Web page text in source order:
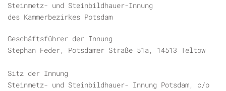
Steinmetz- und Steinbildhauer-Innung
des Kammerbezirkes Potsdam
Geschäftsführer der Innung
Stephan Feder, Potsdamer Straße 51a, 14513 Teltow
Sitz der Innung
Steinmetz- und Steinbildhauer- Innung Potsdam, c/o